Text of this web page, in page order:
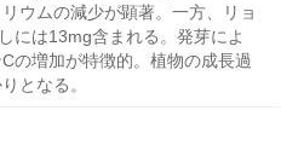
ウムの減少が顕著。一方、リョ
には13mg含まれる。発芽によ
の増加が特徴的。植物の成長過
となる。